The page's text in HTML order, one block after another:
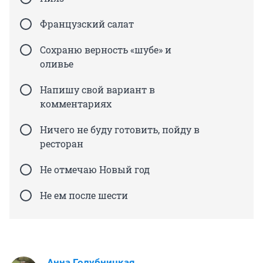
Французский салат
Сохраню верность «шубе» и
оливье
Напишу свой вариант в
комментариях
Ничего не буду готовить, пойду в
ресторан
Не отмечаю Новый год
Не ем после шести